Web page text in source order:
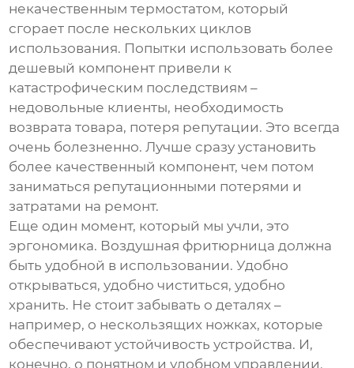
некачественным термостатом, который
сгорает после нескольких циклов
использования. Попытки использовать более
дешевый компонент привели к
катастрофическим последствиям –
недовольные клиенты, необходимость
возврата товара, потеря репутации. Это всегда
очень болезненно. Лучше сразу установить
более качественный компонент, чем потом
заниматься репутационными потерями и
затратами на ремонт.
Еще один момент, который мы учли, это
эргономика. Воздушная фритюрница должна
быть удобной в использовании. Удобно
открываться, удобно чиститься, удобно
хранить. Не стоит забывать о деталях –
например, о нескользящих ножках, которые
обеспечивают устойчивость устройства. И,
конечно, о понятном и удобном управлении.